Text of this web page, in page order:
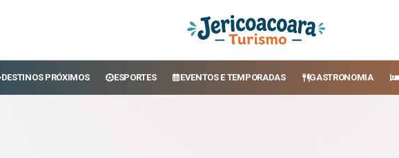
DESTINOS PRÓXIMOS ESPORTES EVENTOS E TEMPORADAS GASTRONOMIA